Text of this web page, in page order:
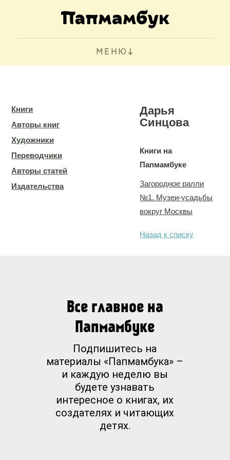
МЕНЮ
Книги
Авторы книг
Художники
Переводчики
Авторы статей
Издательства
Дарья
Синцова
Книги на
Папмамбуке
Загородное ралли
№1. Музеи-усадьбы
вокруг Москвы
Назад к списку
Все главное на
Папмамбуке
Подпишитесь на
материалы «Папмамбука» –
и каждую неделю вы
будете узнавать
интересное о книгах, их
создателях и читающих
детях.